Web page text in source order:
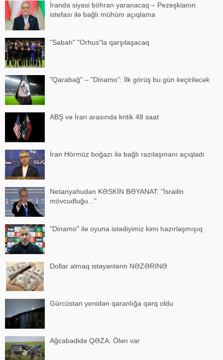
İranda siyasi böhran yaranacaq – Pezeşkianın
istefası ilə bağlı mühüm açıqlama
"Sabah" "Orhus"la qarşılaşacaq
"Qarabağ" – "Dinamo": İlk görüş bu gün keçiriləcək
ABŞ və İran arasında kritik 48 saat
İran Hörmüz boğazı ilə bağlı razılaşmanı açıqladı
Netanyahudan KƏSKİN BƏYANAT: "İsrailin
mövcudluğu..."
"Dinamo" ilə oyuna istədiyimiz kimi hazırlaşmışıq
Dollar almaq istəyənlərin NƏZƏRİNƏ
Gürcüstan yenidən qaranlığa qərq oldu
Ağcabədidə QƏZA: Ölən var